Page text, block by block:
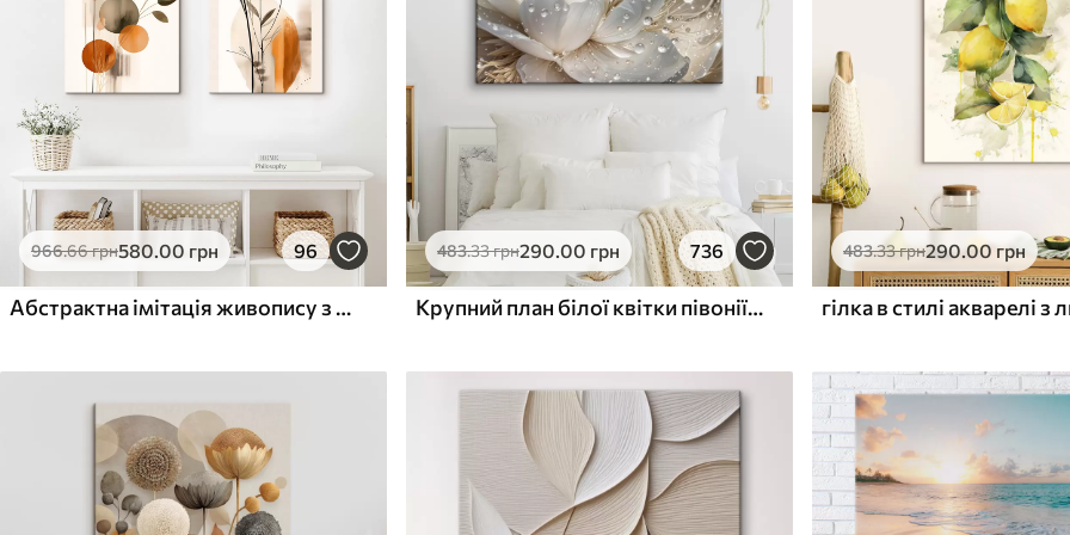
Поверхня з текстурою
полотна
✗Екологічний матеріал
Поверхня з текстурою
Екологічний матеріал
✓
Поверхня з текстурою
полотна
✓Екологічний матеріал
966.66грн580.00 грн 96
Абстрактна імітація живопису з помаранчевими та сірими колами, листям і гілками, сучасний стиль, ефект акварелі
483.33грн290.00 грн 736
Крупний план білої квітки півонії з крапельками води на пелюстках на розмитому фоні
483.33грн290.00 грн
гілка в стилі акварелі